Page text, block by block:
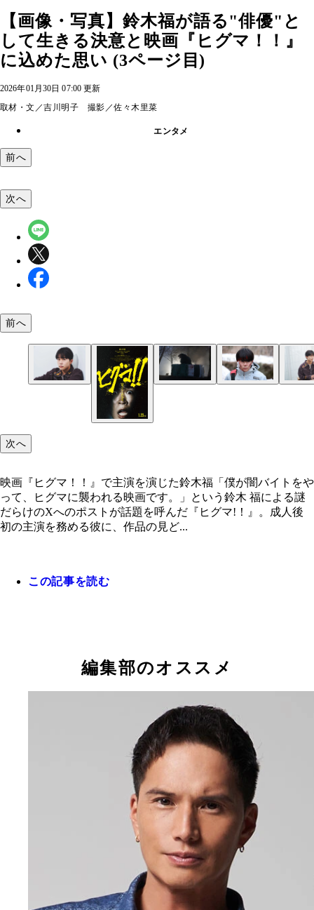
【画像・写真】鈴木福が語る"俳優"と
して生きる決意と映画『ヒグマ！！』
に込めた思い (3ページ目)
2026年01月30日 07:00 更新
取材・文／吉川明子 撮影／佐々木里菜
エンタメ
前へ
映画『ヒグマ！！』で主演を演じた鈴木福
最新の特殊造形技術を駆使して表現されるヒグマ
感とリアルさは圧倒的だ
ヒグマとの死闘を演じた鈴木福。ポジティブでか
のある役柄が本人ともリンクする
自身の芸能活動を「日々就活中」と話してくれた
次へ
前へ
次へ
映画『ヒグマ！！』で主演を演じた鈴木福「僕が闇バイトをや
って、ヒグマに襲われる映画です。」という鈴木 福による謎
だらけのXへのポストが話題を呼んだ『ヒグマ!！』。成人後
初の主演を務める彼に、作品の見ど...
この記事を読む
編集部のオススメ